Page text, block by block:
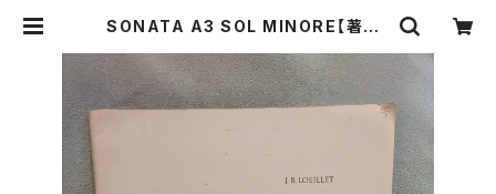
SONATA A3 SOL MINORE【著者：
MOECK 1963年 | Birds' Tale C
ollective